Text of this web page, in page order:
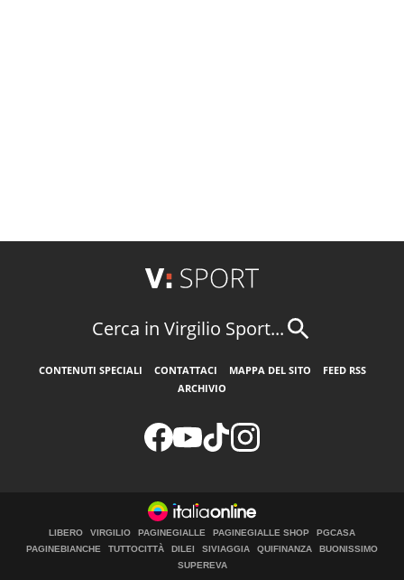
Cerca in Virgilio Sport...
CONTENUTI SPECIALI CONTATTACI MAPPA DEL SITO
FEED RSS
ARCHIVIO
LIBERO VIRGILIO PAGINEGIALLE PAGINEGIALLE SHOP
PGCASA
PAGINEBIANCHE
TUTTOCITTÀ DILEI SIVIAGGIA QUIFINANZA
BUONISSIMO
SUPEREVA